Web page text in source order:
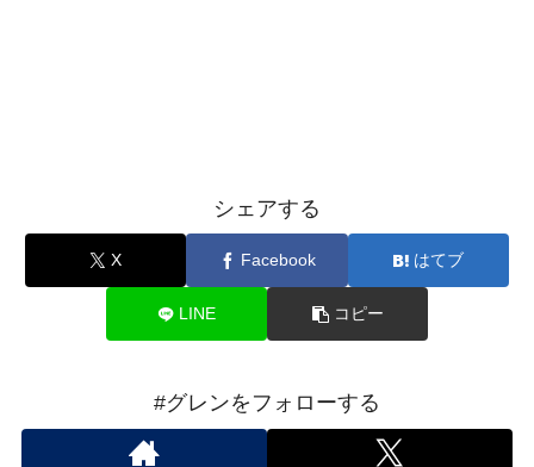
シェアする
X Facebook はてブ
LINE コピー
#グレンをフォローする